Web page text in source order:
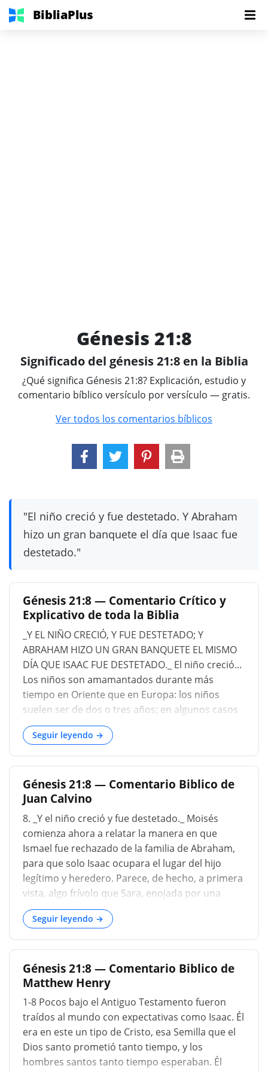
BibliaPlus
Génesis 21:8
Significado del génesis 21:8 en la Biblia
¿Qué significa Génesis 21:8? Explicación, estudio y
comentario bíblico versículo por versículo — gratis.
Ver todos los comentarios bíblicos
"El niño creció y fue destetado. Y Abraham
hizo un gran banquete el día que Isaac fue
destetado."
Génesis 21:8 — Comentario Crítico y
Explicativo de toda la Biblia
_Y EL NIÑO CRECIÓ, Y FUE DESTETADO; Y
ABRAHAM HIZO UN GRAN BANQUETE EL MISMO
DÍA QUE ISAAC FUE DESTETADO._ El niño creció...
Los niños son amamantados durante más
tiempo en Oriente que en Europa: los niños
suelen ser de dos o tres años; en algunos casos
hasta por cuatro o cinco ( 1 Samuel 1:22-28 ; 2
Crónicas 31:16 : cf. 2 Ma 8:27), 'Hijos míos, tened
piedad de mí que os di a luz, y os di de mamar
tres años. ' ABRAHAM HIZO UNA GRAN FIESTA, ...
En los países orientales, esta es siempre una
temporada de fiesta familiar, y el niño recién
destetado es llevado formalmente, en presencia
de los parientes y amigos reunidos, para
participar de algunas comidas sencillas. Isaac,
ataviado con la túnica simbólica, la insignia de la
primogenitura, fue entonces admitido hereder
Seguir leyendo →
Génesis 21:8 — Comentario Biblico de
Juan Calvino
8. _Y el niño creció y fue destetado._ Moisés
comienza ahora a relatar la manera en que
Ismael fue rechazado de la familia de Abraham,
para que solo Isaac ocupara el lugar del hijo
legítimo y heredero. Parece, de hecho, a primera
vista, algo frívolo que Sara, enojada por una
nimiedad, hubiera provocado conflictos en la
familia. Pero Pablo enseña que aquí se nos
propone un misterio sublime sobre el estado
perpetuo de la Iglesia (Gálatas 4:21.) Y,
verdaderamente, si consideramos atentamente
a las personas mencionadas, veremos que no es
un asunto trivial que al padre de todos los fieles
se le haya ordenado divinamente expulsar a su
primogénito; que Ismael, aunque partícipe de la
misma circuncisión, se transforma tanto en una
nación extraña que ya no se le considera entre la
Seguir leyendo →
Génesis 21:8 — Comentario Biblico de
Matthew Henry
1-8 Pocos bajo el Antiguo Testamento fueron
traídos al mundo con expectativas como Isaac. Él
era en este un tipo de Cristo, esa Semilla que el
Dios santo prometió tanto tiempo, y los
hombres santos tanto tiempo esperaban. Él